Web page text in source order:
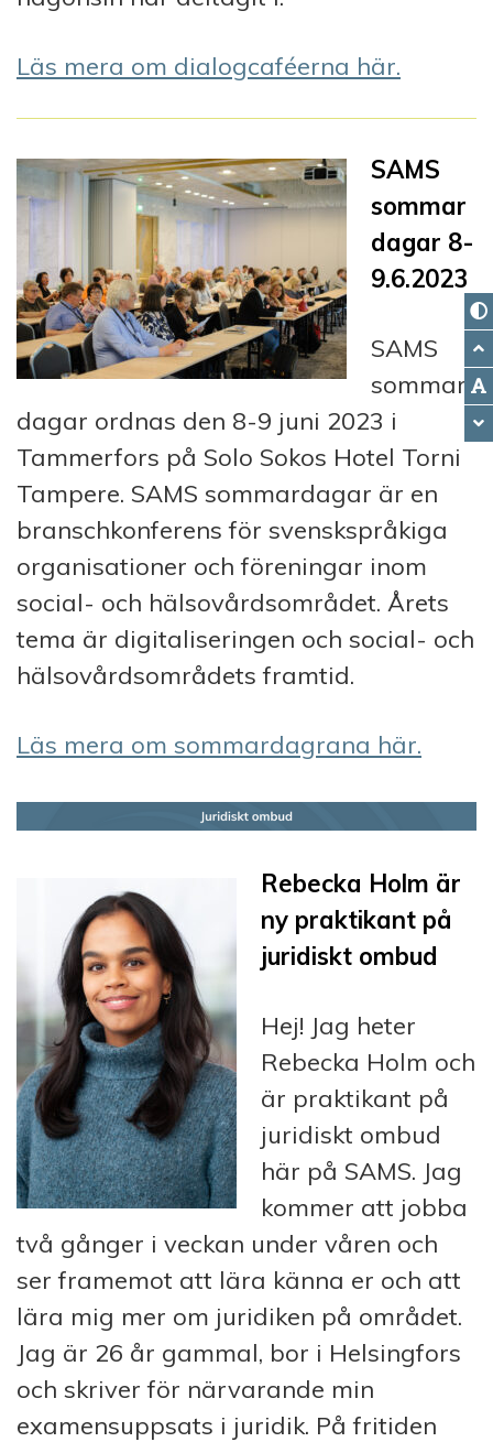
Läs mera om dialogcaféerna här.
SAMS
sommar
dagar 8-
9.6.2023
SAMS
sommar
dagar ordnas den 8-9 juni 2023 i
Tammerfors på Solo Sokos Hotel Torni
Tampere. SAMS sommardagar är en
branschkonferens för svenskspråkiga
organisationer och föreningar inom
social- och hälsovårdsområdet. Årets
tema är digitaliseringen och social- och
hälsovårdsområdets framtid.
Läs mera om sommardagrana här.
Rebecka Holm är
ny praktikant på
juridiskt ombud
Hej! Jag heter
Rebecka Holm och
är praktikant på
juridiskt ombud
här på SAMS. Jag
kommer att jobba
två gånger i veckan under våren och
ser framemot att lära känna er och att
lära mig mer om juridiken på området.
Jag är 26 år gammal, bor i Helsingfors
och skriver för närvarande min
examensuppsats i juridik. På fritiden